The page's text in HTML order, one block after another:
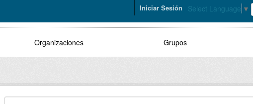
Select Language ▼
Iniciar Sesión
Organizaciones Grupos